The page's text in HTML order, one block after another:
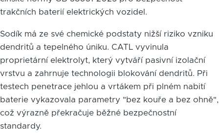
trakčních baterií elektrických vozidel.
Sodík má ze své chemické podstaty nižší riziko vzniku
dendritů a tepelného úniku. CATL vyvinula
proprietární elektrolyt, který vytváří pasivní izolační
vrstvu a zahrnuje technologii blokování dendritů. Při
testech penetrace jehlou a vrtákem při plném nabití
baterie vykazovala parametry "bez kouře a bez ohně",
což výrazně překračuje běžné bezpečnostní
standardy.